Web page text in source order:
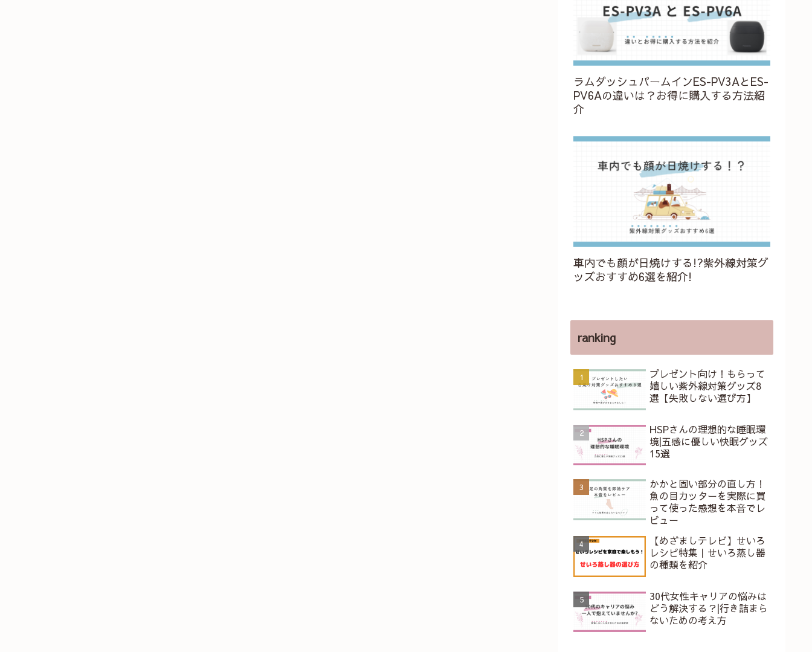
ラムダッシュパームインES-PV3AとES-
PV6Aの違いは？お得に購入する方法紹
介
車内でも顔が日焼けする!?紫外線対策グ
ッズおすすめ6選を紹介!
ranking
プレゼント向け！もらって
嬉しい紫外線対策グッズ8
選【失敗しない選び方】
HSPさんの理想的な睡眠環
境|五感に優しい快眠グッズ
15選
かかと固い部分の直し方！
魚の目カッターを実際に買
って使った感想を本⾳でレ
ビュー
【めざましテレビ】せいろ
レシピ特集｜せいろ蒸し器
の種類を紹介
30代女性キャリアの悩みは
どう解決する？|行き詰まら
ないための考え方